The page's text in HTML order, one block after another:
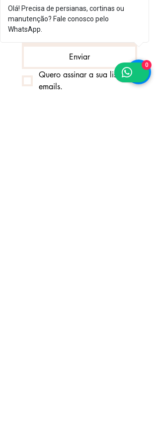
Email *
Enviar
Quero assinar a sua lista de
emails.
Olá! Precisa de persianas, cortinas ou
manutenção? Fale conosco pelo
WhatsApp.
0